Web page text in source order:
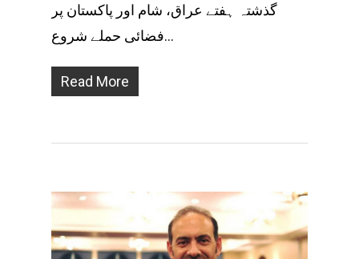
گذشتہ ہفتے عراق، شام اور پاکستان پر
فضائی حملے شروع…
Read More